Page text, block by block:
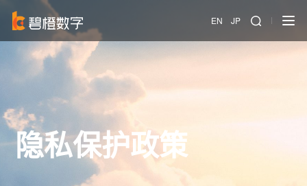
EN JP
隐私保护政策